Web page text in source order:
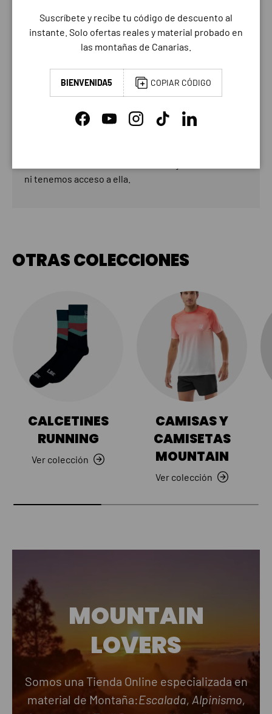
PAGO Y SEGURIDAD
MÉTODOS DE PAGO
ni tenemos acceso a ella.
OTRAS COLECCIONES
CALCETINES
RUNNING
Ver colección
CAMISAS Y
CAMISETAS
MOUNTAIN
Ver colección
MOUNTAIN
LOVERS
Somos una Tienda Online especializada en
material de Montaña:Escalada, Alpinismo,
Suscríbete y recibe tu código de descuento al
instante. Solo ofertas reales y material probado en
las montañas de Canarias.
BIENVENIDA5 COPIAR CÓDIGO
FacebookYouTubeInstagramTikTokLinkedIn